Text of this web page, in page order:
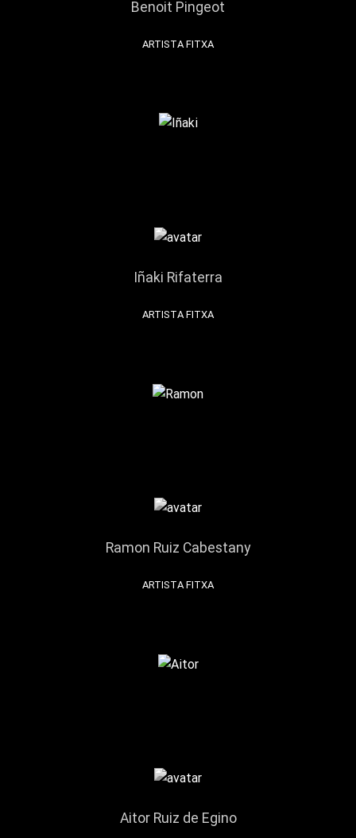
Benoit Pingeot
ARTISTA FITXA
Iñaki Rifaterra
ARTISTA FITXA
Ramon Ruiz Cabestany
ARTISTA FITXA
Aitor Ruiz de Egino